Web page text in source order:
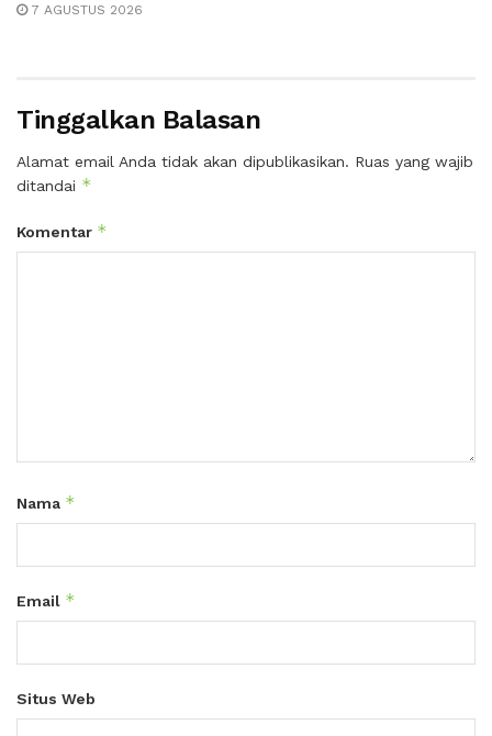
7 AGUSTUS 2026
Tinggalkan Balasan
Alamat email Anda tidak akan dipublikasikan. Ruas yang wajib
ditandai *
Komentar *
Nama *
Email *
Situs Web